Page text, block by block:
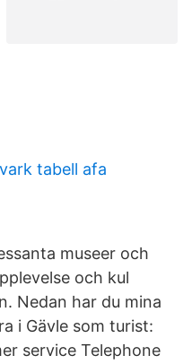
tabell afa
museer och
och kul
Nedan har du mina
i Gävle som turist:
service Telephone